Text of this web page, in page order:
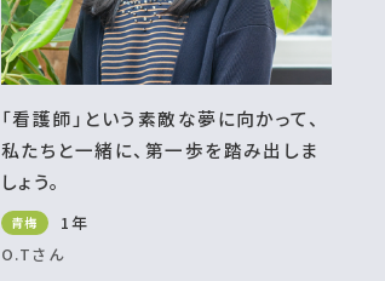
「看護師」という素敵な夢に向かって、
私たちと一緒に、第一歩を踏み出しま
しょう。
青梅
1年
O.Tさん